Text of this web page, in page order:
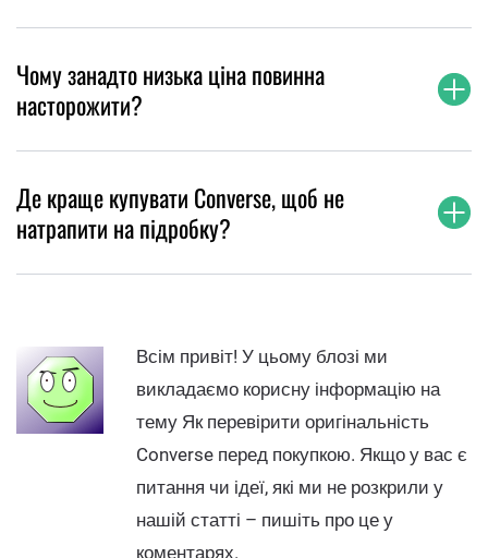
Чому занадто низька ціна повинна
насторожити?
Де краще купувати Converse, щоб не
натрапити на підробку?
Всім привіт! У цьому блозі ми
викладаємо корисну інформацію на
тему Як перевірити оригінальність
Converse перед покупкою. Якщо у вас є
питання чи ідеї, які ми не розкрили у
нашій статті – пишіть про це у
коментарях.